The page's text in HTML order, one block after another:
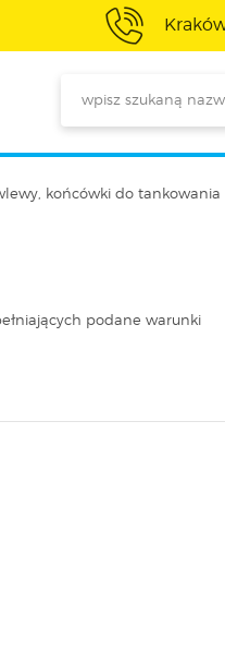
końcówki do tankowania
podane warunki